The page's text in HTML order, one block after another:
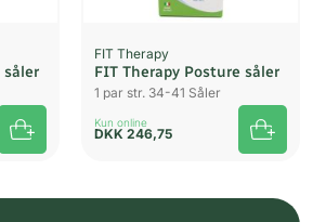
såler
FIT Therapy
FIT Therapy Posture såler
1 par str. 34-41 Såler
Kun online
DKK 246,75